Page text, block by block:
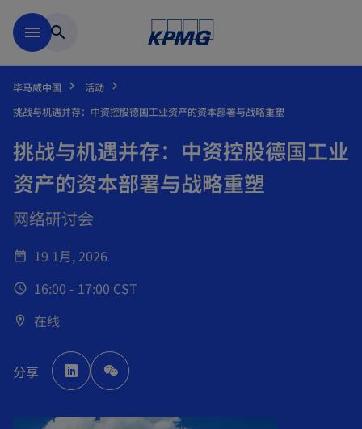
menu search
毕马威中国
活动
挑战与机遇并存：中资控股德国工业资产的资本部署与战略重塑
挑战与机遇并存：中资控股德国工业
资产的资本部署与战略重塑
网络研讨会
date_range 19 1月, 2026
schedule 16:00 - 17:00 CST
location_on 在线
分享 p
e
n
a